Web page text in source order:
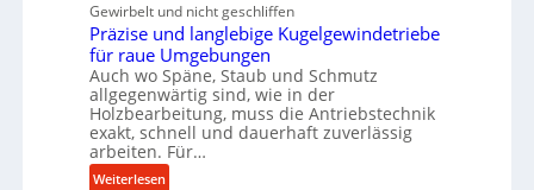
i
t
t
e
l
s
t
a
r
a
s
c
h
a
l
u
g
e
l
g
e
w
i
Gewirbelt und nicht geschliffen
Präzise und langlebige Kugelgewindetriebe
für raue Umgebungen
Auch wo Späne, Staub und Schmutz
allgegenwärtig sind, wie in der
Holzbearbeitung, muss die Antriebstechnik
exakt, schnell und dauerhaft zuverlässig
arbeiten. Für…
Weiterlesen: